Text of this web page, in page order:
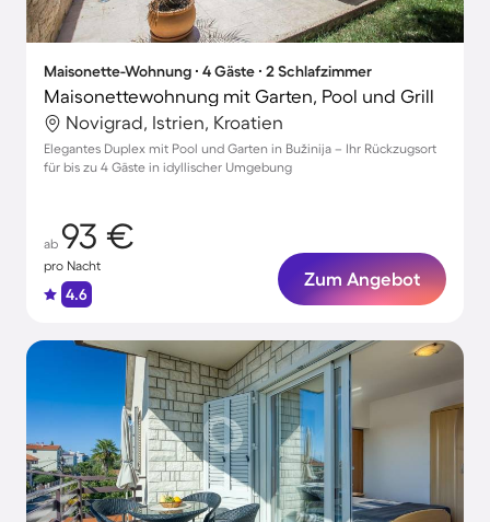
Maisonette-Wohnung ∙ 4 Gäste ∙ 2 Schlafzimmer
Maisonettewohnung mit Garten, Pool und Grill
Novigrad, Istrien, Kroatien
Elegantes Duplex mit Pool und Garten in Bužinija – Ihr Rückzugsort
für bis zu 4 Gäste in idyllischer Umgebung
ab 93 €
pro Nacht
4.6
Zum Angebot